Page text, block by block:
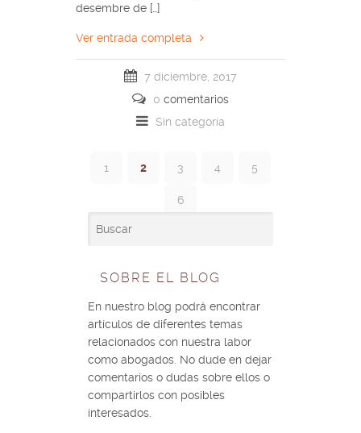
desembre de […]
Ver entrada completa
7 diciembre, 2017
0 comentarios
Sin categoría
1 2 3 4 5
6
SOBRE EL BLOG
En nuestro blog podrá encontrar
artículos de diferentes temas
relacionados con nuestra labor
como abogados. No dude en dejar
comentarios o dudas sobre ellos o
compartirlos con posibles
interesados.